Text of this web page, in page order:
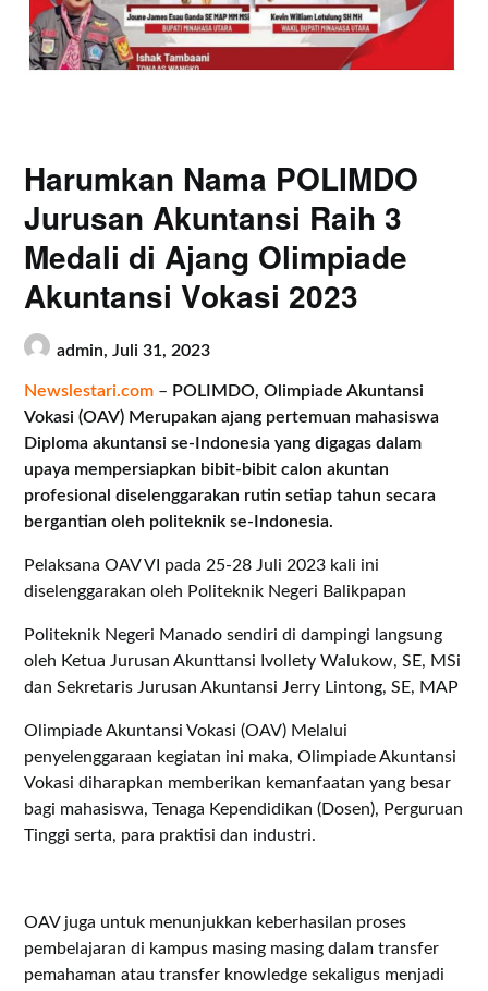
Harumkan Nama POLIMDO
Jurusan Akuntansi Raih 3
Medali di Ajang Olimpiade
Akuntansi Vokasi 2023
admin,Juli 31, 2023
Newslestari.com – POLIMDO, Olimpiade Akuntansi
Vokasi (OAV) Merupakan ajang pertemuan mahasiswa
Diploma akuntansi se-Indonesia yang digagas dalam
upaya mempersiapkan bibit-bibit calon akuntan
profesional diselenggarakan rutin setiap tahun secara
bergantian oleh politeknik se-Indonesia.
Pelaksana OAV VI pada 25-28 Juli 2023 kali ini
diselenggarakan oleh Politeknik Negeri Balikpapan
Politeknik Negeri Manado sendiri di dampingi langsung
oleh Ketua Jurusan Akunttansi Ivollety Walukow, SE, MSi
dan Sekretaris Jurusan Akuntansi Jerry Lintong, SE, MAP
Olimpiade Akuntansi Vokasi (OAV) Melalui
penyelenggaraan kegiatan ini maka, Olimpiade Akuntansi
Vokasi diharapkan memberikan kemanfaatan yang besar
bagi mahasiswa, Tenaga Kependidikan (Dosen), Perguruan
Tinggi serta, para praktisi dan industri.
OAV juga untuk menunjukkan keberhasilan proses
pembelajaran di kampus masing masing dalam transfer
pemahaman atau transfer knowledge sekaligus menjadi